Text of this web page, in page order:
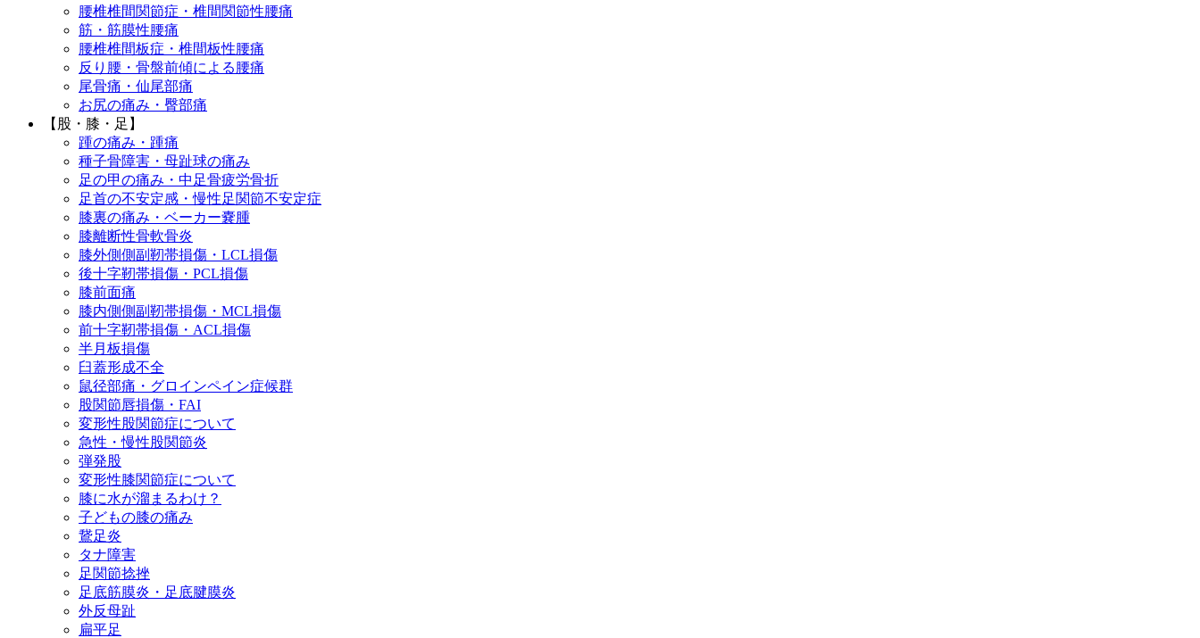
腰椎椎間関節症・椎間関節性腰痛
筋・筋膜性腰痛
腰椎椎間板症・椎間板性腰痛
反り腰・骨盤前傾による腰痛
尾骨痛・仙尾部痛
お尻の痛み・臀部痛
【股・膝・足】
踵の痛み・踵痛
種子骨障害・母趾球の痛み
足の甲の痛み・中足骨疲労骨折
足首の不安定感・慢性足関節不安定症
膝裏の痛み・ベーカー嚢腫
膝離断性骨軟骨炎
膝外側側副靭帯損傷・LCL損傷
後十字靭帯損傷・PCL損傷
膝前面痛
膝内側側副靭帯損傷・MCL損傷
前十字靭帯損傷・ACL損傷
半月板損傷
臼蓋形成不全
鼠径部痛・グロインペイン症候群
股関節唇損傷・FAI
変形性股関節症について
急性・慢性股関節炎
弾発股
変形性膝関節症について
膝に水が溜まるわけ？
子どもの膝の痛み
鵞足炎
タナ障害
足関節捻挫
足底筋膜炎・足底腱膜炎
外反母趾
扁平足